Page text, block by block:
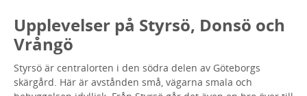
Upplevelser på Styrsö, Donsö och
Vrångö
Styrsö är centralorten i den södra delen av Göteborgs
skärgård. Här är avstånden små, vägarna smala och